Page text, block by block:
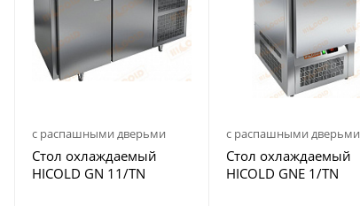
с распашными дверьми
Стол охлаждаемый
HICOLD GN 11/TN
с распашными дверьми
Стол охлаждаемый
HICOLD GNE 1/TN